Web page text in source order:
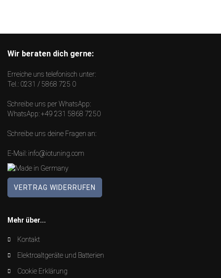
Wir beraten dich gerne:
Erreiche uns telefonisch unter:
Tel.: 0231 / 5868 725 0
Schreibe uns per WhatsApp:
WhatsApp:+49 231 5868 7250
Schreibe uns deine Fragen an:
E-Mail: info@iotuning.com
VERTRAG WIDERRUFEN
Mehr über...
Kontakt
Elektroaltgeräte und Batterien
Cookie Erklärung